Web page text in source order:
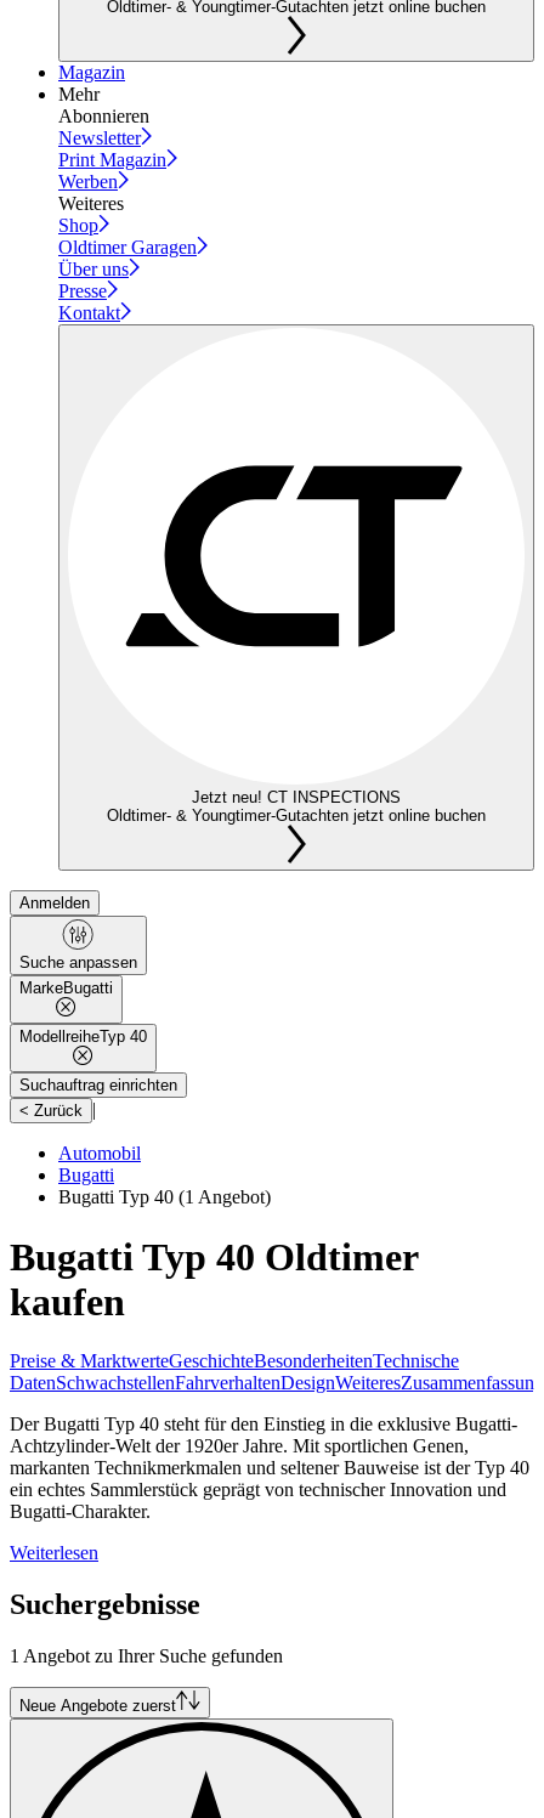
Oldtimer- & Youngtimer-Gutachten jetzt online buchen
Magazin
Mehr
Abonnieren
Newsletter
Print Magazin
Werben
Weiteres
Shop
Oldtimer Garagen
Über uns
Presse
Kontakt
Jetzt neu! CT INSPECTIONS
Oldtimer- & Youngtimer-Gutachten jetzt online buchen
Anmelden
Suche anpassen
MarkeBugatti
ModellreiheTyp 40
Suchauftrag einrichten
< Zurück |
Automobil
Bugatti
Bugatti Typ 40 (1 Angebot)
Bugatti Typ 40 Oldtimer
kaufen
Preise & MarktwerteGeschichteBesonderheitenTechnische
DatenSchwachstellenFahrverhaltenDesignWeiteresZusammenfassung
Der Bugatti Typ 40 steht für den Einstieg in die exklusive Bugatti-
Achtzylinder-Welt der 1920er Jahre. Mit sportlichen Genen,
markanten Technik­merkmalen und seltener Bauweise ist der Typ 40
ein echtes Sammlerstück geprägt von technischer Innovation und
Bugatti-Charakter.
Weiterlesen
Suchergebnisse
1 Angebot zu Ihrer Suche gefunden
Neue Angebote zuerst